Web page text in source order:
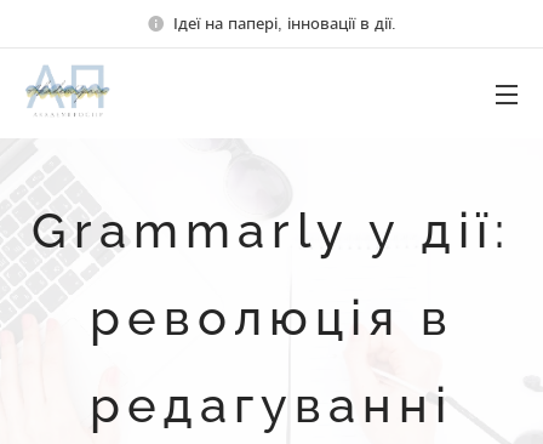
Ідеї на папері, інновації в дії.
Grammarly у дії:
революція в
редагуванні